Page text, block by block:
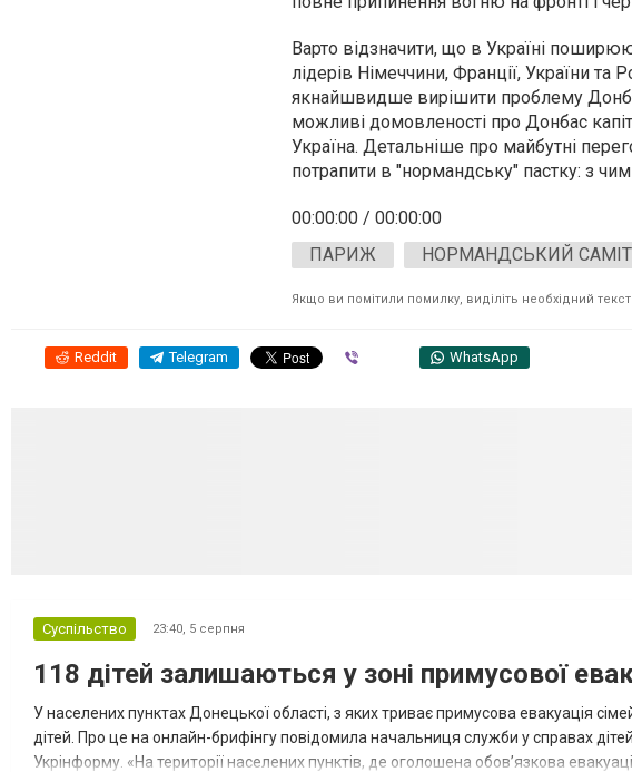
Варто відзначити, що в Україні
лідерів Німеччини, Франції, України та
якнайшвидше вирішити проблему
можливі домовленості про Донбас
Україна. Детальніше про майбутні
потрапити в "нормандську" пастку: з
00:00:00 / 00:00:00
ПАРИЖ
НОРМАНДСЬКИЙ САМІТ
Якщо ви помітили помилку, виділіть необхідний
Reddit Telegram WhatsApp
Суспільство 23:40, 5 серпня
118 дітей залишаються у зоні примусової
У населених пунктах Донецької області, з яких триває примусова евакуація
дітей. Про це на онлайн-брифінгу повідомила начальниця служби у справах
Укрінформу. «На території населених пунктів, де оголошена обов’язкова